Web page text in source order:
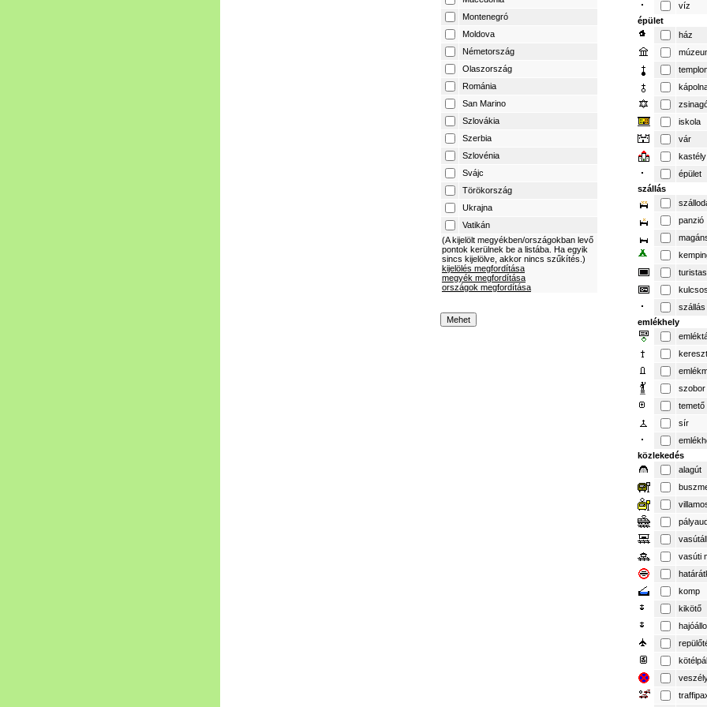
Montenegró
Moldova
Németország
Olaszország
Románia
San Marino
Szlovákia
Szerbia
Szlovénia
Svájc
Törökország
Ukrajna
Vatikán
(A kijelölt megyékben/országokban levő
pontok kerülnek be a listába. Ha egyik
sincs kijelölve, akkor nincs szűkítés.)
kijelölés megfordítása
megyék megfordítása
országok megfordítása
víz
épület
ház
iskola
vár
kastély
épület
szállás
panzió
szállás
emlékhely
kereszt
szobor
temető
sír
közlekedés
alagút
vasúti
komp
kikötő